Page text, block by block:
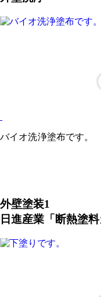
バイオ洗浄塗布です。
外壁塗装1
日進産業「断熱塗